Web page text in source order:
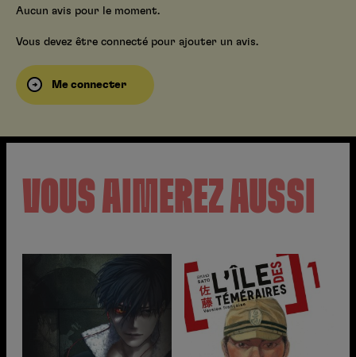
Aucun avis pour le moment.
Vous devez être connecté pour ajouter un avis.
Me connecter
VOUS AIMEREZ AUSSI